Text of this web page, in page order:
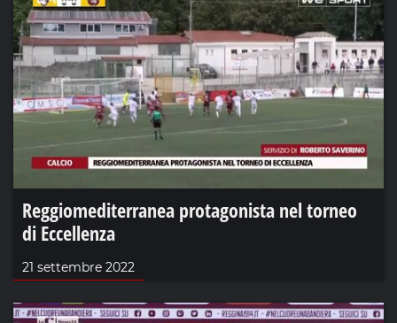
Reggiomediterranea protagonista nel torneo
di Eccellenza
21 settembre 2022